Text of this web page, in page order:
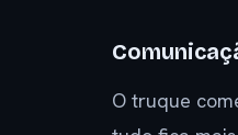
O truque